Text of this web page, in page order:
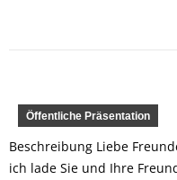
Öffentliche Präsentation
Beschreibung Liebe
ich lade Sie und Ihre